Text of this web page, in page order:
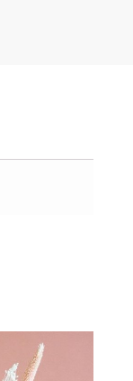
Rango
de